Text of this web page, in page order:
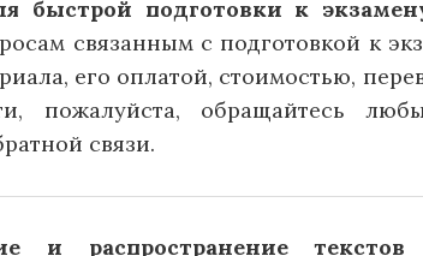
быстрой подготовки к
связанным с подготовкой к
его оплатой, стоимостью,
пожалуйста, обращайтесь
связи.
и распространение текстов